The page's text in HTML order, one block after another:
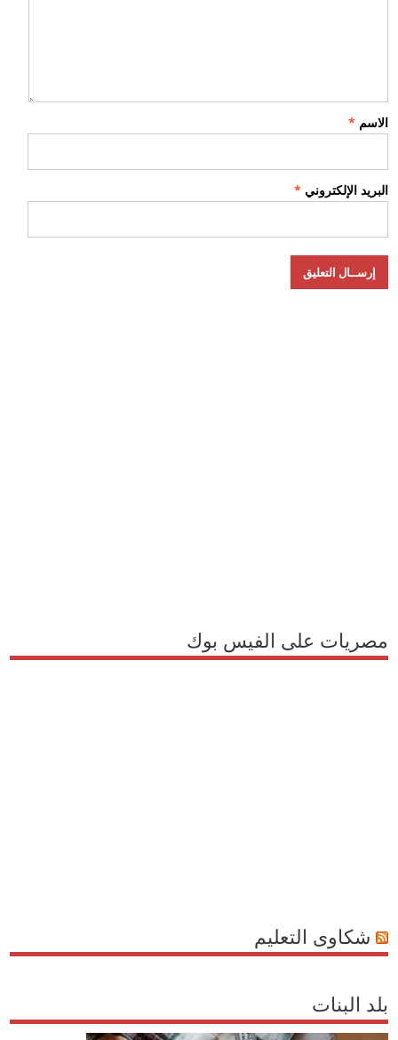
الاسم *
البريد الإلكتروني *
مصريات على الفيس بوك
شكاوى التعليم
بلد البنات